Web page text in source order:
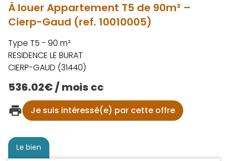
À louer Appartement T5 de 90m² –
Cierp-Gaud (ref. 10010005)
Type T5 - 90 m²
RESIDENCE LE BURAT
CIERP-GAUD (31440)
536.02€ / mois cc
Je suis intéressé(e) par cette offre
Le bien